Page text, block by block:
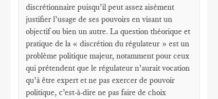
discrétionnaire puisqu’il peut assez aisément
justifier l’usage de ses pouvoirs en visant un
objectif ou bien un autre. La question théorique et
pratique de la « discrétion du régulateur » est un
problème politique majeur, notamment pour ceux
qui prétendent que le régulateur n’aurait vocation
qu’à être expert et ne pas exercer de pouvoir
politique, c’est-à-dire ne pas faire de choix